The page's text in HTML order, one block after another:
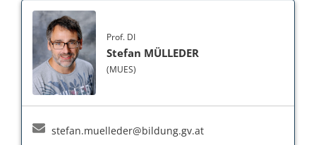
Prof. DI
Stefan MÜLLEDER
(MUES)
stefan.muelleder@bildung.gv.at